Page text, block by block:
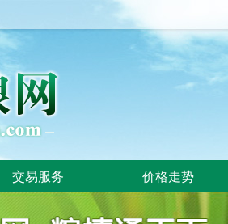
交易服务 价格走势